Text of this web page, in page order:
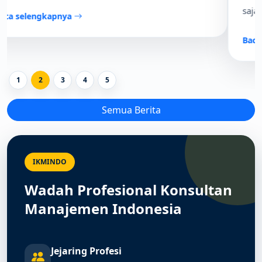
1 2 3 4 5
saja tidak lagi cukup.
Semua Berita
IKMINDO
Wadah Profesional Konsultan
Manajemen Indonesia
Jejaring Profesi